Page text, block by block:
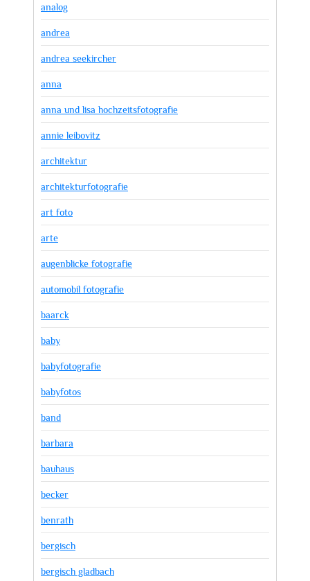
analog
andrea
andrea seekircher
anna
anna und lisa hochzeitsfotografie
annie leibovitz
architektur
architekturfotografie
art foto
arte
augenblicke fotografie
automobil fotografie
baarck
baby
babyfotografie
babyfotos
band
barbara
bauhaus
becker
benrath
bergisch
bergisch gladbach